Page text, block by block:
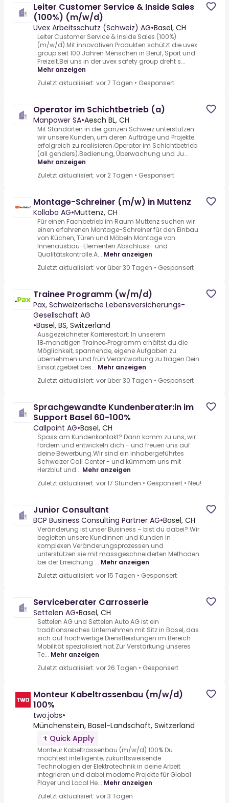
Leiter Customer Service & Inside Sales
(100%) (m/w/d)
Uvex Arbeitsschutz (Schweiz) AG•Basel, CH
Leiter Customer Service & Inside Sales (100%)
(m/w/d).Mit innovativen Produkten schützt die uvex
group seit 100 Jahren Menschen in Beruf, Sport und
Freizeit.Bei uns in der uvex safety group dreht s...
Mehr anzeigen
Zuletzt aktualisiert: vor 7 Tagen • Gesponsert
Operator im Schichtbetrieb (a)
Manpower SA•Aesch BL, CH
Mit Standorten in der ganzen Schweiz unterstützen
wir unsere Kunden, um deren Aufträge und Projekte
erfolgreich zu realisieren.Operator im Schichtbetrieb
(all genders).Bedienung, Überwachung und Ju...
Mehr anzeigen
Zuletzt aktualisiert: vor 2 Tagen • Gesponsert
Montage-Schreiner (m/w) in Muttenz
Kollabo AG•Muttenz, CH
Für einen Fachbetrieb im Raum Muttenz suchen wir
einen erfahrenen Montage-Schreiner für den Einbau
von Küchen, Türen und Möbeln.Montage von
Innenausbau-Elementen.Abschluss- und
Qualitätskontrolle.A... Mehr anzeigen
Zuletzt aktualisiert: vor über 30 Tagen • Gesponsert
Trainee Programm (w/m/d)
Pax, Schweizerische Lebensversicherungs-
Gesellschaft AG
•Basel, BS, Switzerland
Ausgezeichneter Karrierestart: In unserem
18‑monatigen Trainee‑Programm erhältst du die
Möglichkeit, spannende, eigene Aufgaben zu
übernehmen und früh Verantwortung zu tragen.Dein
Einsatzgebiet bes... Mehr anzeigen
Zuletzt aktualisiert: vor über 30 Tagen • Gesponsert
Sprachgewandte Kundenberater:in im
Support Basel 60-100%
Callpoint AG•Basel, CH
Spass am Kundenkontakt? Dann komm zu uns, wir
fördern und entwickeln dich - und freuen uns auf
deine Bewerbung.Wir sind ein inhabergeführtes
Schweizer Call Center - und kümmern uns mit
Herzblut und... Mehr anzeigen
Zuletzt aktualisiert: vor 17 Stunden • Gesponsert • Neu!
Junior Consultant
BCP Business Consulting Partner AG•Basel, CH
Veränderung ist unser Business – bist du dabei?.Wir
begleiten unsere Kundinnen und Kunden in
komplexen Veränderungsprozessen und
unterstützen sie mit massgeschneiderten Methoden
bei der Erreichung ... Mehr anzeigen
Zuletzt aktualisiert: vor 15 Tagen • Gesponsert
Serviceberater Carrosserie
Settelen AG•Basel, CH
Settelen AG und Settelen Auto AG ist ein
traditionsreiches Unternehmen mit Sitz in Basel, das
sich auf hochwertige Dienstleistungen im Bereich
Mobilität spezialisiert hat.Zur Verstärkung unseres
Te... Mehr anzeigen
Zuletzt aktualisiert: vor 26 Tagen • Gesponsert
Monteur Kabeltrassenbau (m/w/d)
100%
two.jobs•
Münchenstein, Basel-Landschaft, Switzerland
Quick Apply
Monteur Kabeltrassenbau (m/w/d) 100%.Du
möchtest intelligente, zukunftsweisende
Technologien der Elektrotechnik in deine Arbeit
integrieren und dabei moderne Projekte für Global
Player und Local He... Mehr anzeigen
Zuletzt aktualisiert: vor 3 Tagen